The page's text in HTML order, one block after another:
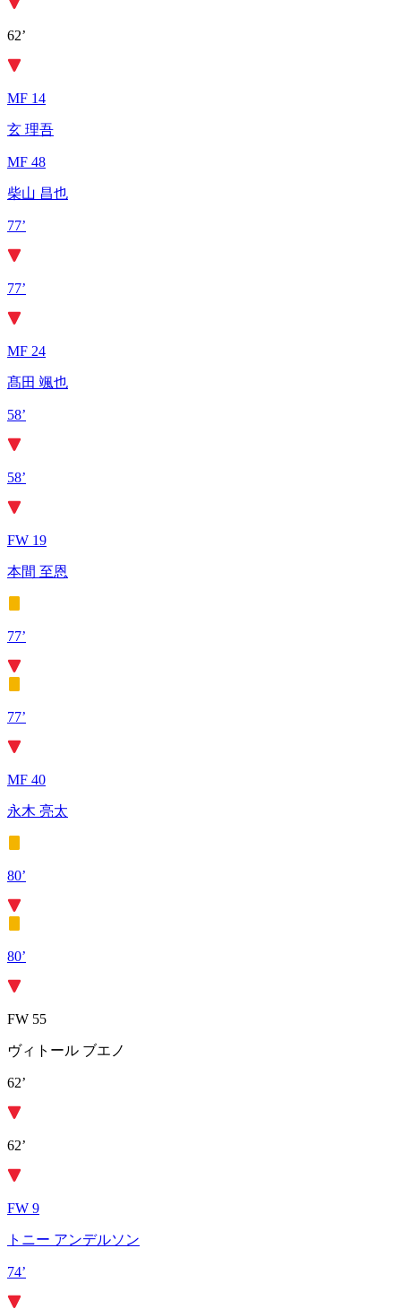
62’
MF 14
玄 理吾
MF 48
柴山 昌也
77’
77’
MF 24
髙田 颯也
58’
58’
FW 19
本間 至恩
77’
77’
MF 40
永木 亮太
80’
80’
FW 55
ヴィトール ブエノ
62’
62’
FW 9
トニー アンデルソン
74’